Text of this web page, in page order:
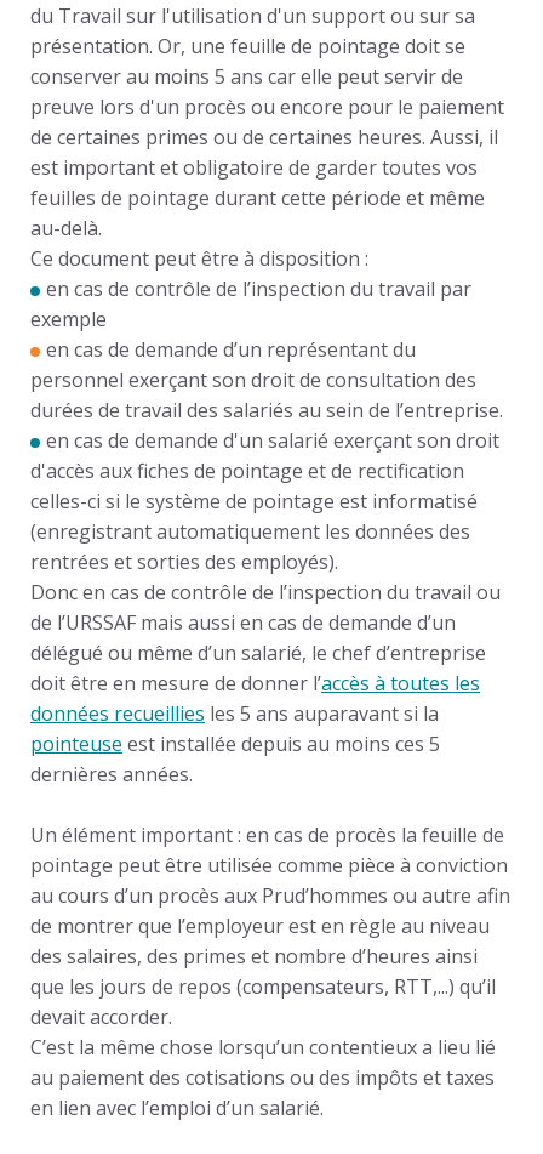
du Travail sur l'utilisation d'un support ou sur sa
présentation. Or, une feuille de pointage doit se
conserver au moins 5 ans car elle peut servir de
preuve lors d'un procès ou encore pour le paiement
de certaines primes ou de certaines heures. Aussi, il
est important et obligatoire de garder toutes vos
feuilles de pointage durant cette période et même
au-delà.
Ce document peut être à disposition :
en cas de contrôle de l’inspection du travail par
exemple
en cas de demande d’un représentant du
personnel exerçant son droit de consultation des
durées de travail des salariés au sein de l’entreprise.
en cas de demande d'un salarié exerçant son droit
d'accès aux fiches de pointage et de rectification
celles-ci si le système de pointage est informatisé
(enregistrant automatiquement les données des
rentrées et sorties des employés).
Donc en cas de contrôle de l’inspection du travail ou
de l’URSSAF mais aussi en cas de demande d’un
délégué ou même d’un salarié, le chef d’entreprise
doit être en mesure de donner l’accès à toutes les
données recueillies les 5 ans auparavant si la
pointeuse est installée depuis au moins ces 5
dernières années.
Un élément important: en cas de procès la feuille de
pointage peut être utilisée comme pièce à conviction
au cours d’un procès aux Prud’hommes ou autre afin
de montrer que l’employeur est en règle au niveau
des salaires, des primes et nombre d’heures ainsi
que les jours de repos (compensateurs, RTT,...) qu’il
devait accorder.
C’est la même chose lorsqu’un contentieux a lieu lié
au paiement des cotisations ou des impôts et taxes
en lien avec l’emploi d’un salarié.